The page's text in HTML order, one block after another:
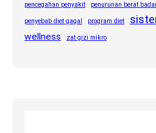
pencegahan penyakit penurunan berat
penyebab diet gagal program diet
wellness zat gizi mikro